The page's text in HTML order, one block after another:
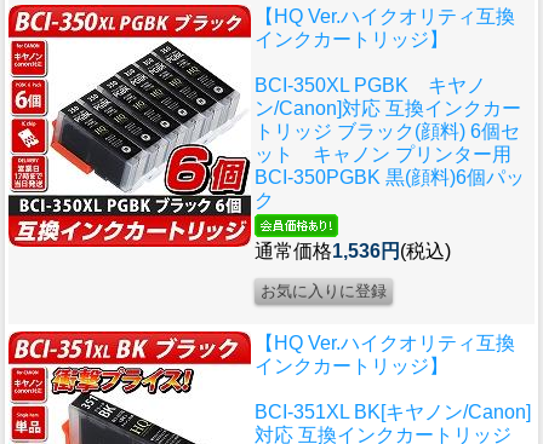
【HQ Ver.ハイクオリティ互換
インクカートリッジ】
BCI-350XL PGBK キヤノ
ン/Canon]対応 互換インクカー
トリッジ ブラック(顔料) 6個セ
ット キャノン プリンター用
BCI-350PGBK 黒(顔料)6個パッ
ク
通常価格1,536円 (税込)
【HQ Ver.ハイクオリティ互換
インクカートリッジ】
BCI-351XL BK[キヤノン/Canon]
対応 互換インクカートリッジ